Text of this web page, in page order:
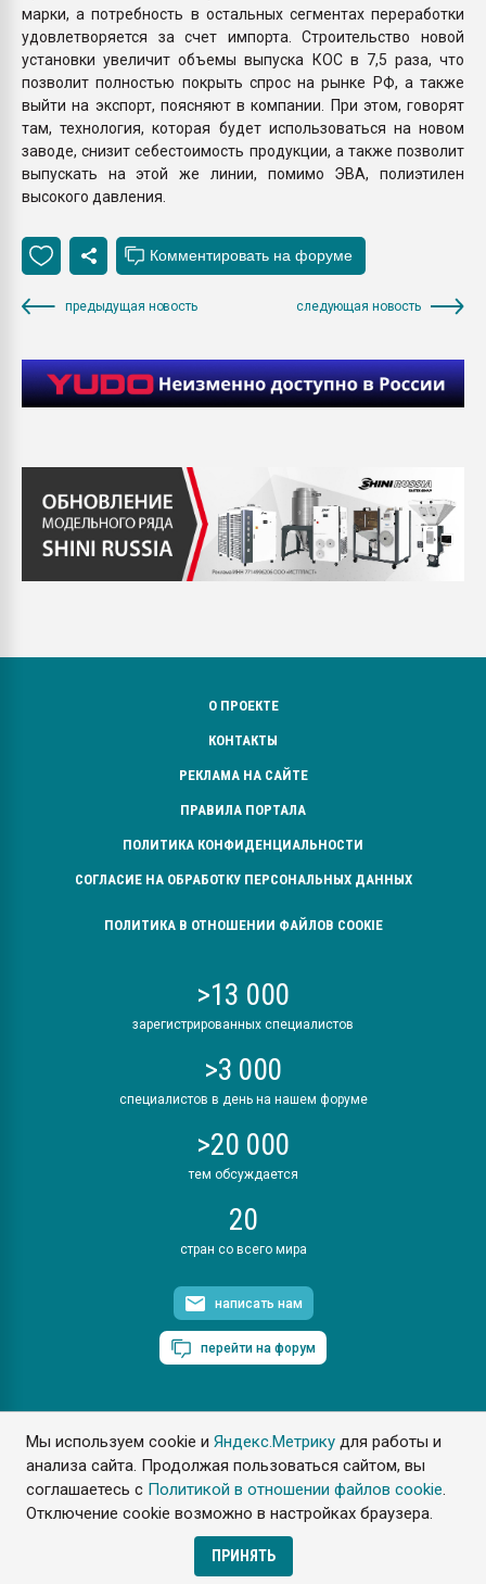
Мы используем cookie иЯндекс.Метрику для работы и
анализа сайта. Продолжая пользоваться сайтом, вы
соглашаетесь с Политикой в отношении файлов cookie.
Отключение cookie возможно в настройках браузера.
ПРИНЯТЬ
марки, а потребность в остальных сегментах переработки
удовлетворяется за счет импорта. Строительство новой
установки увеличит объемы выпуска КОС в 7,5 раза, что
позволит полностью покрыть спрос на рынке РФ, а также
выйти на экспорт, поясняют в компании. При этом, говорят
там, технология, которая будет использоваться на новом
заводе, снизит себестоимость продукции, а также позволит
выпускать на этой же линии, помимо ЭВА, полиэтилен
высокого давления.
предыдущая новость следующая новость
О ПРОЕКТЕ
КОНТАКТЫ
РЕКЛАМА НА САЙТЕ
ПРАВИЛА ПОРТАЛА
ПОЛИТИКА КОНФИДЕНЦИАЛЬНОСТИ
СОГЛАСИЕ НА ОБРАБОТКУ ПЕРСОНАЛЬНЫХ ДАННЫХ
ПОЛИТИКА В ОТНОШЕНИИ ФАЙЛОВ COOKIE
>13 000
зарегистрированных специалистов
>3 000
специалистов в день на нашем форуме
>20 000
тем обсуждается
20
стран со всего мира
написать нам
перейти на форум
ПластЭксперт © 2006. Все права защищены
Разрешается копирование материалов сайта с обязательной
ссылкой на www.e-plastic.ru
Разработка сайта